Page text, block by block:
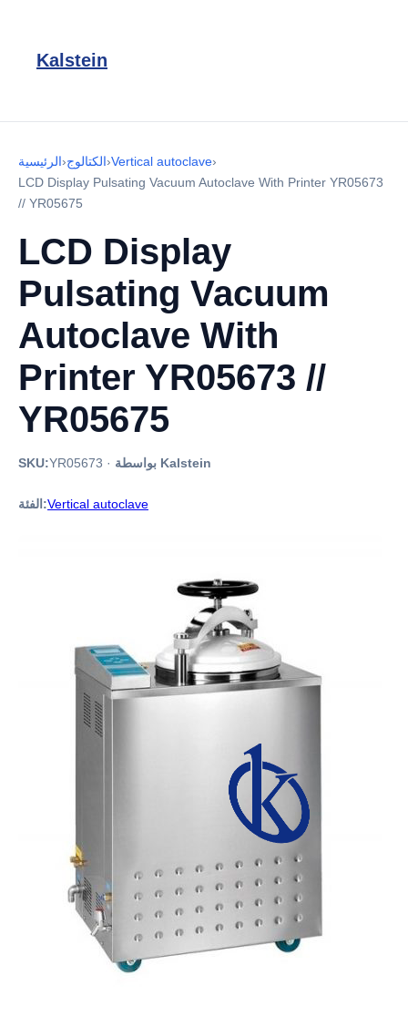
Kalstein
الرئيسية›الكتالوج›Vertical autoclave›
LCD Display Pulsating Vacuum Autoclave With Printer YR05673
// YR05675
LCD Display
Pulsating Vacuum
Autoclave With
Printer YR05673 //
YR05675
SKU:YR05673 · بواسطة Kalstein
الفئة:Vertical autoclave